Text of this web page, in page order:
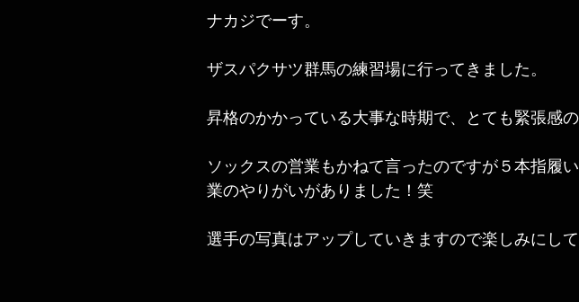
ナカジでーす。
ザスパクサツ群馬の練習場に行ってきました。
昇格のかかっている大事な時期で、とても緊張感
ソックスの営業もかねて言ったのですが５本指履
業のやりがいがありました！笑
選手の写真はアップしていきますので楽しみにして